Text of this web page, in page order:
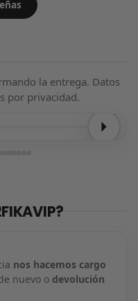
la entrega. Datos
por privacidad.
nos hacemos cargo
nuevo o devolución